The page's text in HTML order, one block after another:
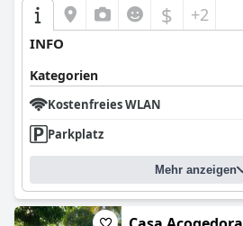
$ +2
INFO
Kategorien
Kostenfreies WLAN
Parkplatz
Mehr anzeigen